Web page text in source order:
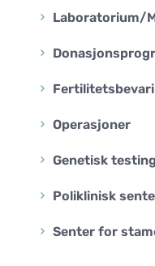
Laboratorium/
Operasjoner
Genetisk testing
Poliklinisk
Senter for